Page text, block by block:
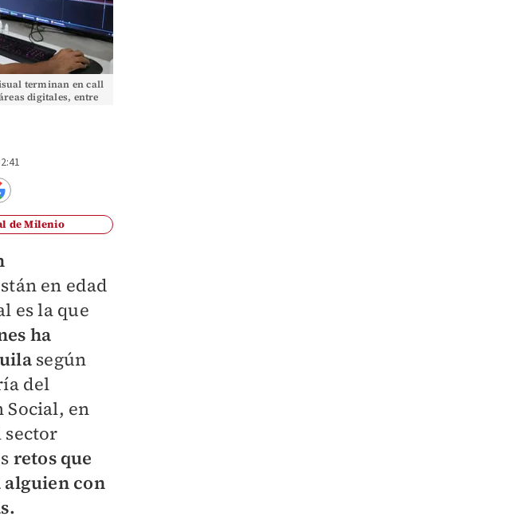
terminan en call
digitales, entre
de Milenio
en edad
es la que
ha
según
del
en
sector
retos que
con